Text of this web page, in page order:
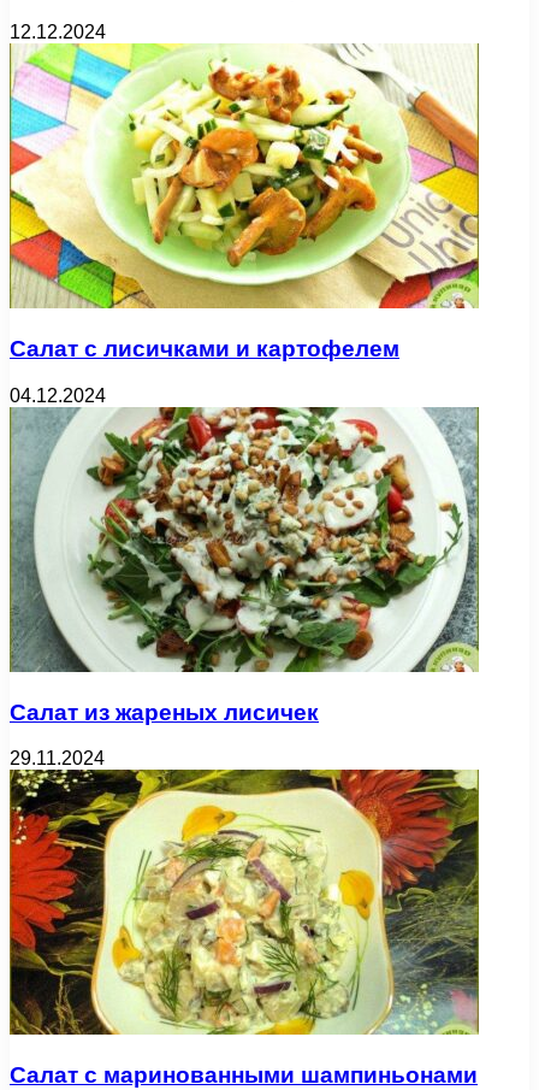
12.12.2024
Салат с лисичками и картофелем
04.12.2024
Салат из жареных лисичек
29.11.2024
Салат с маринованными шампиньонами